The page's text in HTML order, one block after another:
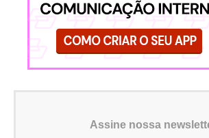
Assine nossa